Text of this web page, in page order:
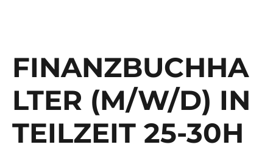
FINANZBUCHHA
LTER (M/W/D) IN
TEILZEIT 25-30H